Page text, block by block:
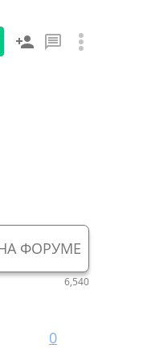
ФОРУМЕ
6,540
0